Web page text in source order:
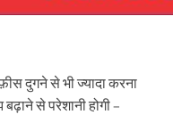
दुगने से भी ज्यादा करना
से परेशानी होगी –